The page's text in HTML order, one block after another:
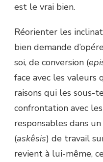
est le vrai bien.
Réorienter les
bien demande
soi, de conversion (
face avec les valeurs
raisons qui les sous-
confrontation avec
responsables dans
(askêsis) de travail
revient à lui-même,